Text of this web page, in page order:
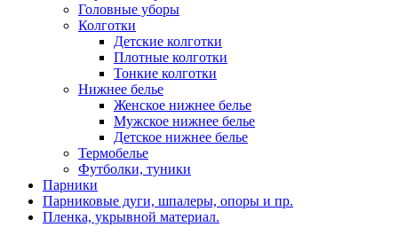
Головные уборы
Колготки
Детские колготки
Плотные колготки
Тонкие колготки
Нижнее белье
Женское нижнее белье
Мужское нижнее белье
Детское нижнее белье
Термобелье
Футболки, туники
Парники
Парниковые дуги, шпалеры, опоры и пр.
Пленка, укрывной материал.